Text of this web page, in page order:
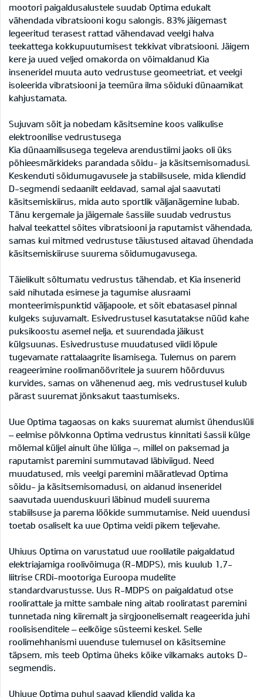
mootori paigaldusalustele suudab Optima edukalt
vähendada vibratsiooni kogu salongis. 83% jäigemast
legeeritud terasest rattad vähendavad veelgi halva
teekattega kokkupuutumisest tekkivat vibratsiooni. Jäigem
kere ja uued veljed omakorda on võimaldanud Kia
inseneridel muuta auto vedrustuse geomeetriat, et veelgi
isoleerida vibratsiooni ja teemüra ilma sõiduki dünaamikat
kahjustamata.
Sujuvam sõit ja nobedam käsitsemine koos valikulise
elektroonilise vedrustusega
Kia dünaamilisusega tegeleva arendustiimi jaoks oli üks
põhieesmärkideks parandada sõidu- ja käsitsemisomadusi.
Keskenduti sõidumugavusele ja stabiilsusele, mida kliendid
D-segmendi sedaanilt eeldavad, samal ajal saavutati
käsitsemiskiirus, mida auto sportlik väljanägemine lubab.
Tänu kergemale ja jäigemale šassiile suudab vedrustus
halval teekattel sõites vibratsiooni ja raputamist vähendada,
samas kui mitmed vedrustuse täiustused aitavad ühendada
käsitsemiskiiruse suurema sõidumugavusega.
Täielikult sõltumatu vedrustus tähendab, et Kia insenerid
said nihutada esimese ja tagumise alusraami
monteerimispunktid väljapoole, et sõit ebatasasel pinnal
kulgeks sujuvamalt. Esivedrustusel kasutatakse nüüd kahe
puksikoostu asemel nelja, et suurendada jäikust
külgsuunas. Esivedrustuse muudatused viidi lõpule
tugevamate rattalaagrite lisamisega. Tulemus on parem
reageerimine roolimanöövritele ja suurem hõõrduvus
kurvides, samas on vähenenud aeg, mis vedrustusel kulub
pärast suuremat jõnksakut taastumiseks.
Uue Optima tagaosas on kaks suuremat alumist ühenduslüli
– eelmise põlvkonna Optima vedrustus kinnitati šassii külge
mõlemal küljel ainult ühe lüliga –, millel on paksemad ja
raputamist paremini summutavad läbiviigud. Need
muudatused, mis veelgi paremini määratlevad Optima
sõidu- ja käsitsemisomadusi, on aidanud inseneridel
saavutada uuenduskuuri läbinud mudeli suurema
stabiilsuse ja parema löökide summutamise. Neid uuendusi
toetab osaliselt ka uue Optima veidi pikem teljevahe.
Uhiuus Optima on varustatud uue roolilatile paigaldatud
elektriajamiga roolivõimuga (R-MDPS), mis kuulub 1,7-
liitrise CRDi-mootoriga Euroopa mudelite
standardvarustusse. Uus R-MDPS on paigaldatud otse
roolirattale ja mitte sambale ning aitab rooliratast paremini
tunnetada ning kiiremalt ja sirgjoonelisemalt reageerida juhi
roolisisenditele – eelkõige süsteemi keskel. Selle
roolimehhanismi uuenduse tulemusel on käsitsemine
täpsem, mis teeb Optima üheks kõike vilkamaks autoks D-
segmendis.
Uhiuue Optima puhul saavad kliendid valida ka